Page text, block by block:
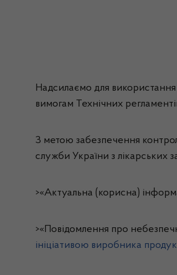
Надсилаємо для використання
вимогам Технічних
З метою забезпечення
служби України з лікарських
>«Актуальна (корисна)
>«Повідомлення про
ініціативою виробника